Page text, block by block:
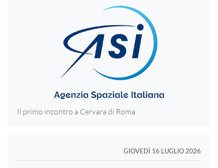
Il primo incontro a Cervara di Roma
GIOVEDÌ 16 LUGLIO 2026